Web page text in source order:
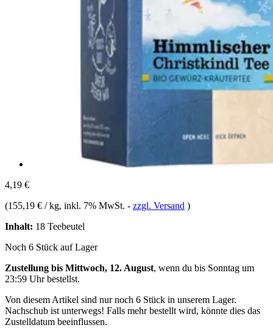
4,19 €
(155,19 € / kg, inkl. 7% MwSt. - zzgl. Versand )
Inhalt: 18 Teebeutel
Noch 6 Stück auf Lager
Zustellung bis Mittwoch, 12. August, wenn du bis Sonntag um
23:59 Uhrbestellst.
Von diesem Artikel sind nur noch 6 Stück in unserem Lager.
Nachschub ist unterwegs! Falls mehr bestellt wird, könnte dies das
Zustelldatum beeinflussen.